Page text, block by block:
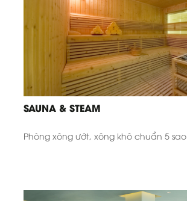
SAUNA & STEAM
Phòng xông ướt, xông khô chuẩn 5 sao